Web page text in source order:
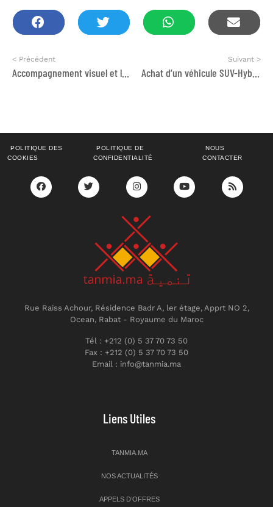
< Précédent Suivant >
POLITIQUE DES
COOKIES
POLITIQUE DE
CONFIDENTIALITÉ
NOUS
CONTACTER
Rue Raiss Achour, Résidence Badr A, ler étage, Apprt NO 2,
Ocean, Rabat - Royaume du Maroc
Tél : +212 (0) 5 37 70 73 50
Fax : +212 (0) 5 37 70 73 50
Email : info@tanmia.ma
Liens Utiles
TANMIA.MA
NOS ACTUALITÉS
APPELS D’OFFRES